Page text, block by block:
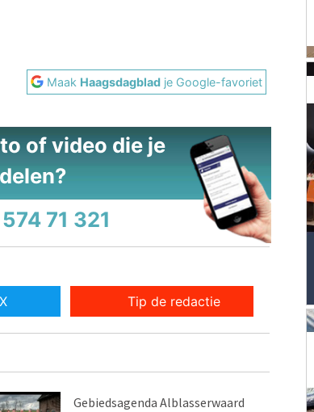
Maak Haagsdagblad je Google-favoriet
of video die je
71 321
Tip de redactie
Gebiedsagenda Alblasserwaard